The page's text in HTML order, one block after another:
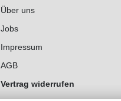
Über uns
Jobs
Impressum
AGB
Vertrag widerrufen